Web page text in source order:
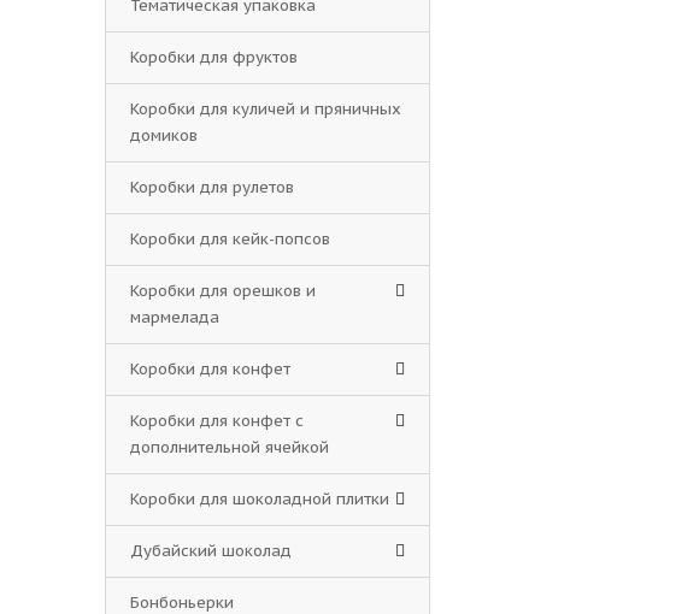
Тематическая упаковка
Коробки для фруктов
Коробки для куличей и пряничных
домиков
Коробки для рулетов
Коробки для кейк-попсов
Коробки для орешков и
мармелада
Коробки для конфет
Коробки для конфет с
дополнительной ячейкой
Коробки для шоколадной плитки
Дубайский шоколад
Бонбоньерки